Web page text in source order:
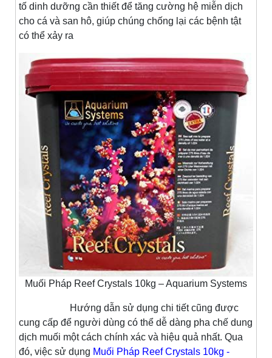
tố dinh dưỡng cần thiết để tăng cường hệ miễn dịch
cho cá và san hô, giúp chúng chống lại các bệnh tật
có thể xảy ra
Muối Pháp Reef Crystals 10kg – Aquarium Systems
Hướng dẫn sử dụng chi tiết cũng được
cung cấp để người dùng có thể dễ dàng pha chế dung
dịch muối một cách chính xác và hiệu quả nhất. Qua
đó, việc sử dụng Muối Pháp Reef Crystals 10kg -